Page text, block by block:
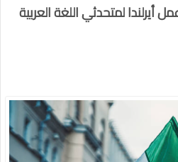
لمتحدثي اللغة العربية